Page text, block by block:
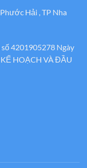
Hải , TP Nha
4201905278 Ngày
HOẠCH VÀ ĐẦU